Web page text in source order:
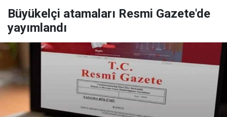
Büyükelçi atamaları Resmi Gazete'de
yayımlandı